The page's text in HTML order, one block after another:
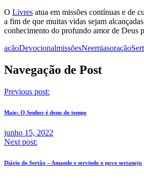
O Livres atua em missões contínuas e de
a fim de que muitas vidas sejam
conhecimento do profundo amor de Deus
açãoDevocionalmissõesNeemiasoração
Navegação de Post
Previous post:
Maio: O Senhor é dono do tempo
junho 15, 2022
Next post:
Diário do Sertão – Amando e servindo o povo sertanejo